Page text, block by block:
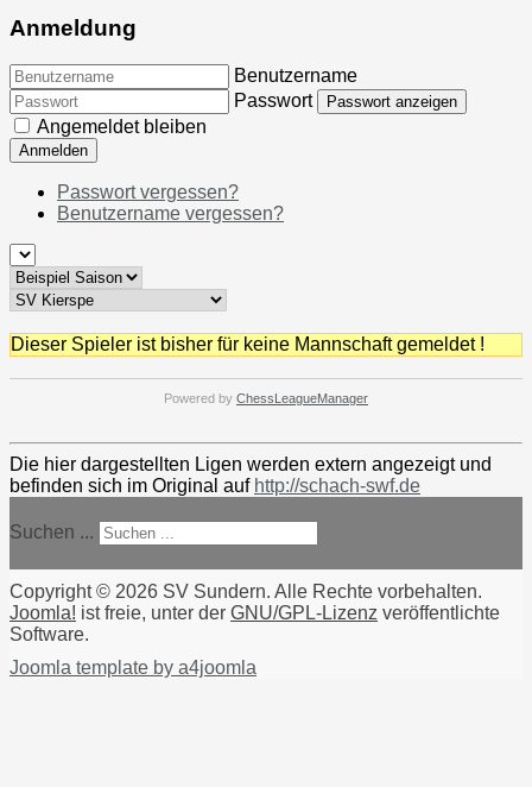
Anmeldung
Benutzername
Passwort
Passwort anzeigen
Angemeldet bleiben
Anmelden
Passwort vergessen?
Benutzername vergessen?
Dieser Spieler ist bisher für keine Mannschaft gemeldet !
Powered by ChessLeagueManager
Die hier dargestellten Ligen werden extern angezeigt und
befinden sich im Original auf http://schach-swf.de
Suchen ...
Copyright © 2026 SV Sundern. Alle Rechte vorbehalten.
Joomla! ist freie, unter der GNU/GPL-Lizenz veröffentlichte
Software.
Joomla template by a4joomla